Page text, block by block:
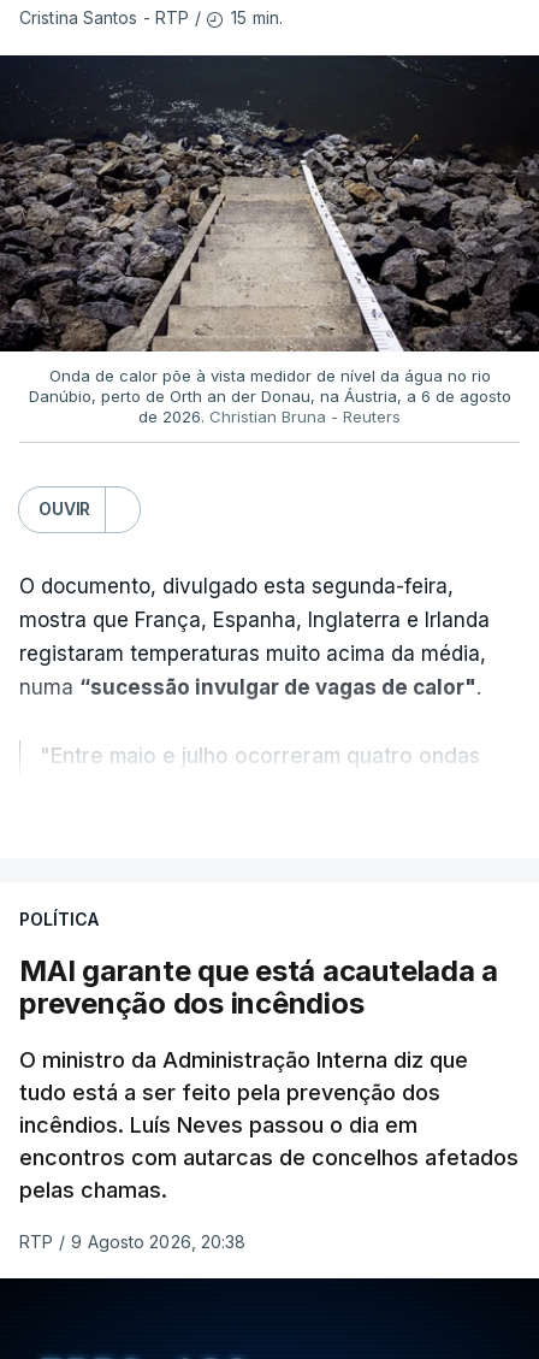
Cristina Santos - RTP / 15 min.
Onda de calor põe à vista medidor de nível da água no rio
Danúbio, perto de Orth an der Donau, na Áustria, a 6 de agosto
de 2026. Christian Bruna - Reuters
OUVIR
O documento, divulgado esta segunda-feira,
mostra que França, Espanha, Inglaterra e Irlanda
registaram temperaturas muito acima da média,
numa “sucessão invulgar de vagas de calor".
"Entre maio e julho ocorreram quatro ondas
temperaturas recorde, também a
ajudou
Pelo contrário, a precipitação manteve-se
abaixo do normale, em vários países, os solos
perderam grande parte da humidade.
Houve também uma “diminuição significativa de
caudais de rios
POLÍTICA
MAI garante que está acautelada a
prevenção dos incêndios
O ministro da Administração Interna diz que
tudo está a ser feito pela prevenção dos
incêndios. Luís Neves passou o dia em
encontros com autarcas de concelhos afetados
pelas chamas.
RTP / 9 Agosto 2026, 20:38